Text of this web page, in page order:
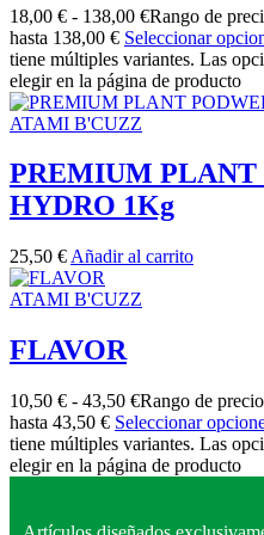
18,00 € - 138,00 €Rango de
hasta 138,00 € Seleccionar
tiene múltiples variantes. Las
elegir en la página de producto
ATAMI B'CUZZ
PREMIUM PLANT
HYDRO 1Kg
25,50 € Añadir al carrito
ATAMI B'CUZZ
FLAVOR
10,50 € - 43,50 €Rango de
hasta 43,50 € Seleccionar
tiene múltiples variantes. Las
elegir en la página de producto